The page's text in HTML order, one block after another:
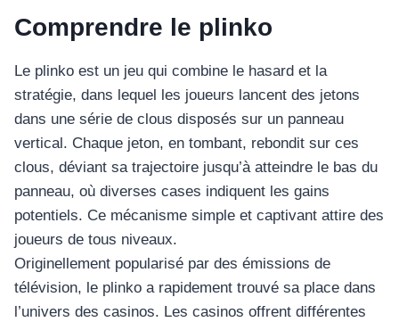
Comprendre le plinko
Le plinko est un jeu qui combine le hasard et la
stratégie, dans lequel les joueurs lancent des jetons
dans une série de clous disposés sur un panneau
vertical. Chaque jeton, en tombant, rebondit sur ces
clous, déviant sa trajectoire jusqu’à atteindre le bas du
panneau, où diverses cases indiquent les gains
potentiels. Ce mécanisme simple et captivant attire des
joueurs de tous niveaux.
Originellement popularisé par des émissions de
télévision, le plinko a rapidement trouvé sa place dans
l’univers des casinos. Les casinos offrent différentes